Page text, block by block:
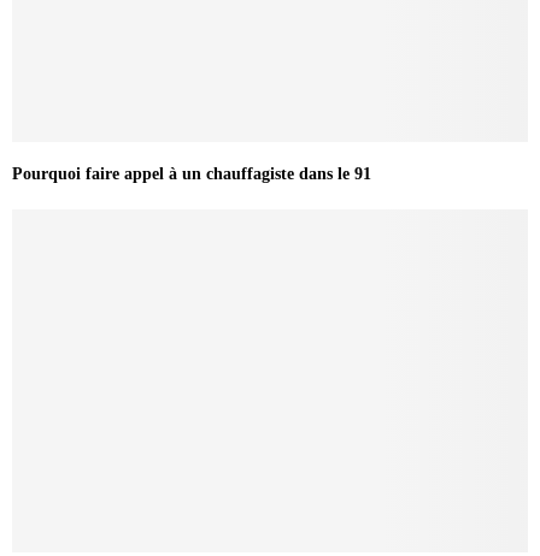
Pourquoi faire appel à un chauffagiste dans le 91